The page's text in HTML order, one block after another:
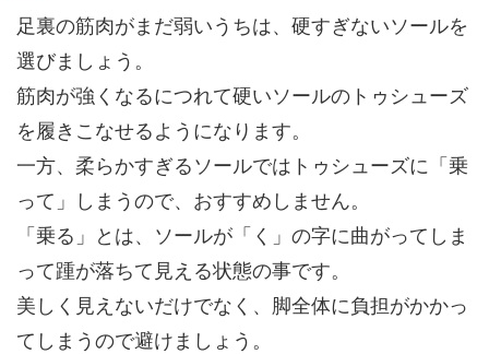
足裏の筋肉がまだ弱いうちは、硬すぎないソールを
選びましょう。
筋肉が強くなるにつれて硬いソールのトゥシューズ
を履きこなせるようになります。
一方、柔らかすぎるソールではトゥシューズに「乗
って」しまうので、おすすめしません。
「乗る」とは、ソールが「く」の字に曲がってしま
って踵が落ちて見える状態の事です。
美しく見えないだけでなく、脚全体に負担がかかっ
てしまうので避けましょう。